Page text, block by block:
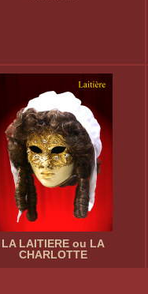
LA LAITIERE ou LA
CHARLOTTE